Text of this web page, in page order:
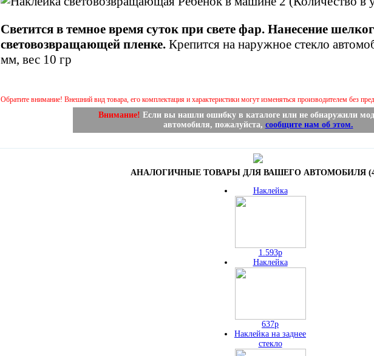
Светится в темное время суток при свете фар. Нанесение
световозвращающей пленке. Крепится на наружное стекло
мм, вес 10 гр
Обратите внимание! Внешний вид товара, его комплектация и характеристики могут изменяться производителем без
Внимание! Если вы нашли ошибку в каталоге или не обнаружили
автомобиля, пожалуйста, сообщите нам об этом.
АНАЛОГИЧНЫЕ ТОВАРЫ ДЛЯ ВАШЕГО АВТОМОБИЛЯ
Наклейка
1.593р
Наклейка
637р
Наклейка на заднее
стекло